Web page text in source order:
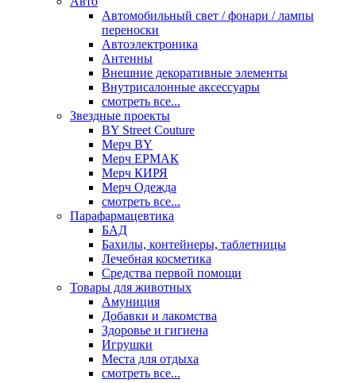
Автомобильный свет / фонари / лампы
переноски
Автоэлектроника
Антенны
Внешние декоративные элементы
Внутрисалонные аксессуары
смотреть все...
Звездные проекты
BY Street Couture
Мерч BY
Мерч ЕРМАК
Мерч КИРЯ
Мерч Одежда
смотреть все...
Парафармацевтика
БАД
Бахилы, контейнеры, таблетницы
Лечебная косметика
Средства первой помощи
Товары для животных
Амуниция
Добавки и лакомства
Здоровье и гигиена
Игрушки
Места для отдыха
смотреть все...